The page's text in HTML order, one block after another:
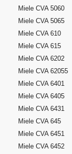
Miele CVA 5060
Miele CVA 5065
Miele CVA 610
Miele CVA 615
Miele CVA 6202
Miele CVA 62055
Miele CVA 6401
Miele CVA 6405
Miele CVA 6431
Miele CVA 645
Miele CVA 6451
Miele CVA 6452